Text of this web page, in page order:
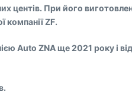
центів. При його
компанії ZF.
Auto ZNA ще 2021 року і